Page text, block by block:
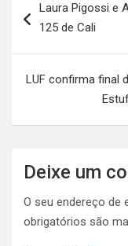
de
Laura Pigossi e
125 de Cali
LUF confirma final
Deixe um
O seu endereço de
obrigatórios são